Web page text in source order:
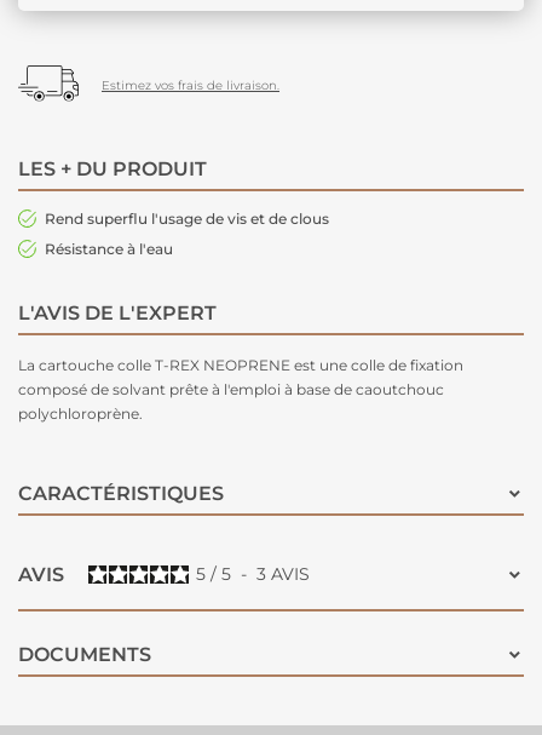
Estimez vos frais de livraison.
LES + DU PRODUIT
Rend superflu l'usage de vis et de clous
Résistance à l'eau
L'AVIS DE L'EXPERT
La cartouche colle T-REX NEOPRENE est une colle de fixation
composé de solvant prête à l'emploi à base de caoutchouc
polychloroprène.
CARACTÉRISTIQUES
AVIS 5 / 5 - 3 AVIS
DOCUMENTS